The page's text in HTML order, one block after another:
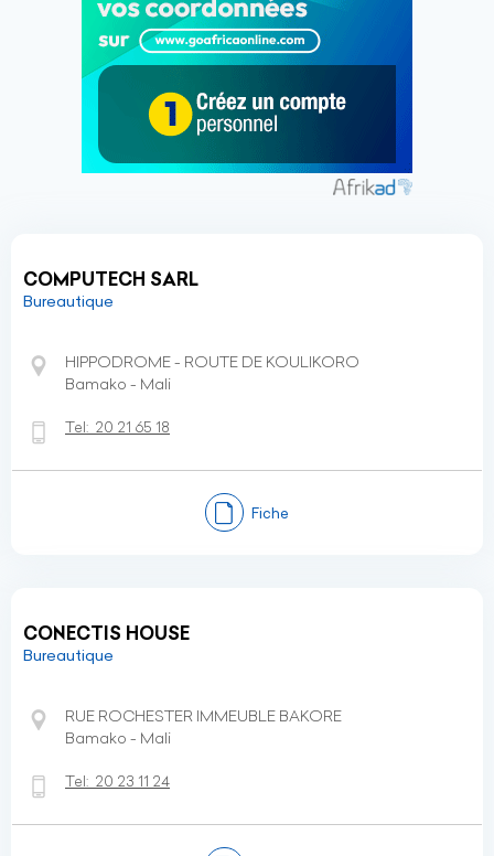
COMPUTECH SARL
Bureautique
HIPPODROME - ROUTE DE KOULIKORO
Bamako - Mali
Tel: 20 21 65 18
Fiche
CONECTIS HOUSE
Bureautique
RUE ROCHESTER IMMEUBLE BAKORE
Bamako - Mali
Tel: 20 23 11 24